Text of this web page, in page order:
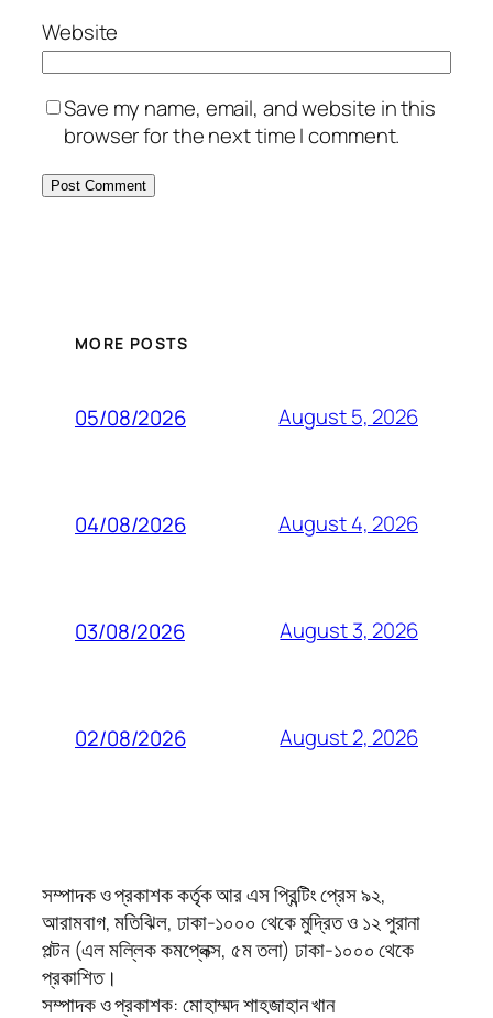
Website
Save my name, email, and website in this
browser for the next time I comment.
MORE POSTS
05/08/2026 August 5, 2026
04/08/2026 August 4, 2026
03/08/2026 August 3, 2026
02/08/2026 August 2, 2026
সম্পাদক ও প্রকাশক কর্তৃক আর এস প্রিন্টিং প্রেস ৯২,
আরামবাগ, মতিঝিল, ঢাকা-১০০০ থেকে মুদ্রিত ও ১২ পুরানা
পল্টন (এল মল্লিক কমপ্লেক্স, ৫ম তলা) ঢাকা-১০০০ থেকে
প্রকাশিত।
সম্পাদক ও প্রকাশক: মোহাম্মদ শাহজাহান খান